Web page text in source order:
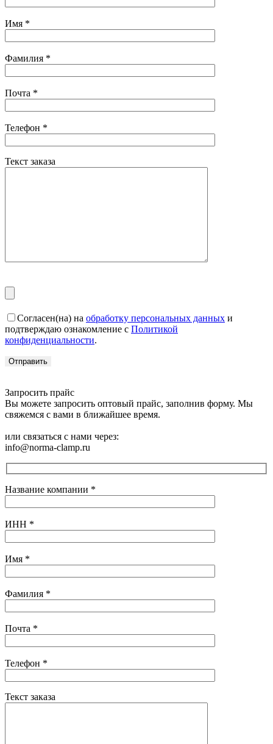
Имя *
Фамилия *
Почта *
Телефон *
Текст заказа
Согласен(на) на обработку персональных данных и
подтверждаю ознакомление с Политикой
конфиденциальности.
Запросить прайс
Вы можете запросить оптовый прайс, заполнив форму. Мы
свяжемся с вами в ближайшее время.
или связаться с нами через:
info@norma-clamp.ru
Название компании *
ИНН *
Имя *
Фамилия *
Почта *
Телефон *
Текст заказа